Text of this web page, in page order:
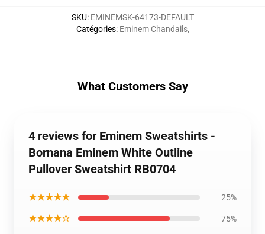
SKU: EMINEMSK-64173-DEFAULT
Catégories: Eminem Chandails,
What Customers Say
4 reviews for Eminem Sweatshirts -
Bornana Eminem White Outline
Pullover Sweatshirt RB0704
★★★★★ 25%
★★★★☆ 75%